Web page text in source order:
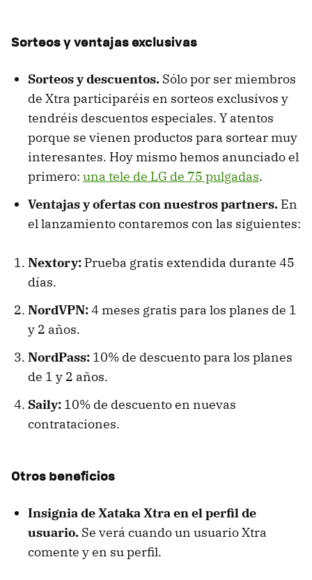
Sorteos y ventajas exclusivas
Sorteos y descuentos. Sólo por ser miembros
de Xtra participaréis en sorteos exclusivos y
tendréis descuentos especiales. Y atentos
porque se vienen productos para sortear muy
interesantes. Hoy mismo hemos anunciado el
primero: una tele de LG de 75 pulgadas.
Ventajas y ofertas con nuestros partners. En
el lanzamiento contaremos con las siguientes:
Nextory: Prueba gratis extendida durante 45
días.
NordVPN:4 meses gratis para los planes de 1
y 2 años.
NordPass: 10% de descuento para los planes
de 1 y 2 años.
Saily: 10% de descuento en nuevas
contrataciones.
Otros beneficios
Insignia de Xataka Xtra en el perfil de
usuario. Se verá cuando un usuario Xtra
comente y en su perfil.